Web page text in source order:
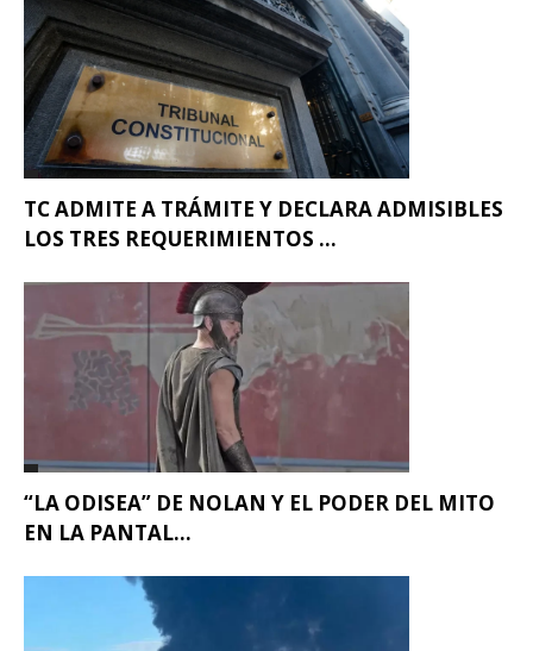
TC ADMITE A TRÁMITE Y DECLARA ADMISIBLES
LOS TRES REQUERIMIENTOS ...
“LA ODISEA” DE NOLAN Y EL PODER DEL MITO
EN LA PANTAL...